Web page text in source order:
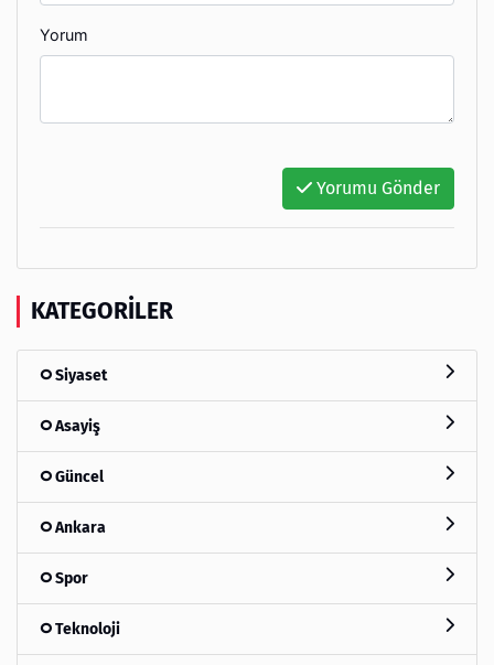
Yorum
Yorumu Gönder
KATEGORILER
Siyaset
Asayiş
Güncel
Ankara
Spor
Teknoloji